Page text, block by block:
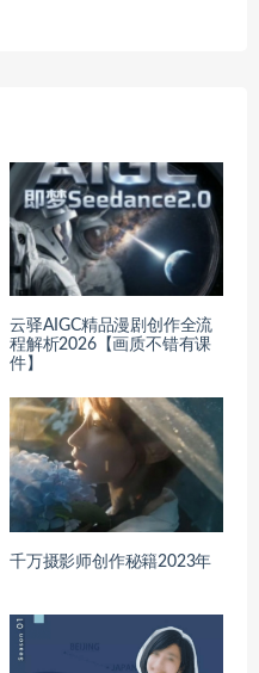
云驿AIGC精品漫剧创作全流
程解析2026【画质不错有课
件】
千万摄影师创作秘籍2023年